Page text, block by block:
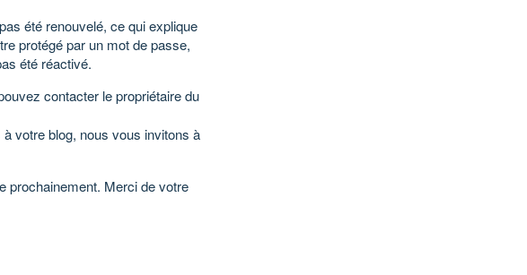
été renouvelé, ce qui explique
protégé par un mot de passe,
été réactivé.
contacter le propriétaire du
votre blog, nous vous invitons à
prochainement. Merci de votre